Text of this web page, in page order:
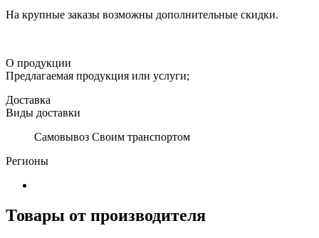
На крупные заказы возможны дополнительные скидки.
О продукции
Предлагаемая продукция или услуги;
Доставка
Виды доставки
Самовывоз Своим транспортом
Регионы
Товары от производителя